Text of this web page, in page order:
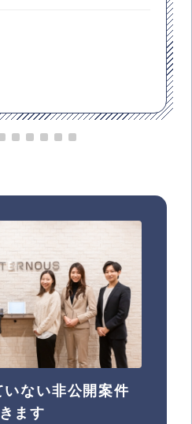
ない非公開案件
ます